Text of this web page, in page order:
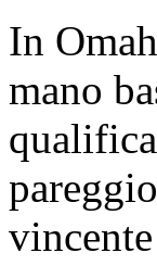
In
mano